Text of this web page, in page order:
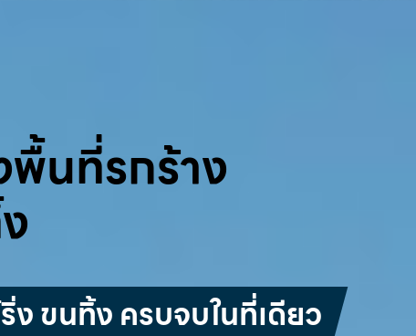
พื้นที่รกร้าง
ขนทิ้ง ครบจบในที่เดียว